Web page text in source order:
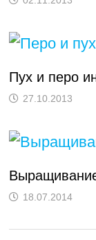
Пух и перо
27.10.2013
18.07.2014